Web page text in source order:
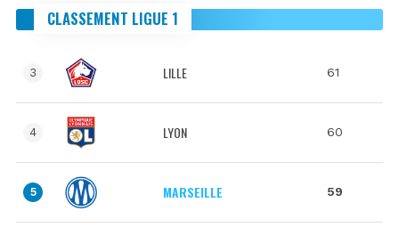
CLASSEMENT LIGUE 1
3 LILLE 61
4 LYON 60
5 MARSEILLE 59